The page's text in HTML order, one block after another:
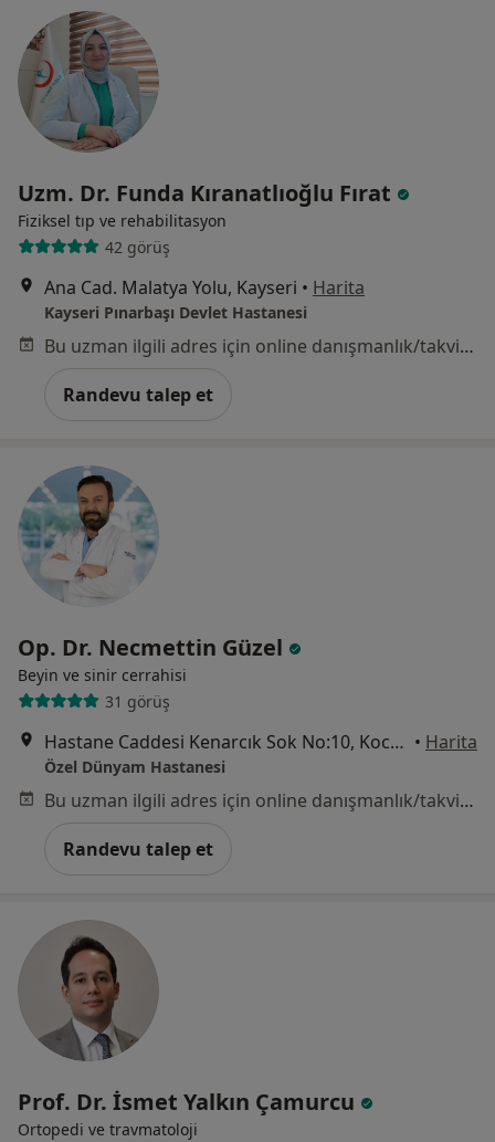
Uzm. Dr. Funda Kıranatlıoğlu Fırat
Fiziksel tıp ve rehabilitasyon
42 görüş
Ana Cad. Malatya Yolu, Kayseri • Harita
Kayseri Pınarbaşı Devlet Hastanesi
Bu uzman ilgili adres için online danışmanlık/takvim sunmuyor.
Randevu talep et
Op. Dr. Necmettin Güzel
Beyin ve sinir cerrahisi
31 görüş
Hastane Caddesi Kenarcık Sok No:10, Kocasinan • Harita
Özel Dünyam Hastanesi
Bu uzman ilgili adres için online danışmanlık/takvim sunmuyor.
Randevu talep et
Prof. Dr. İsmet Yalkın Çamurcu
Ortopedi ve travmatoloji